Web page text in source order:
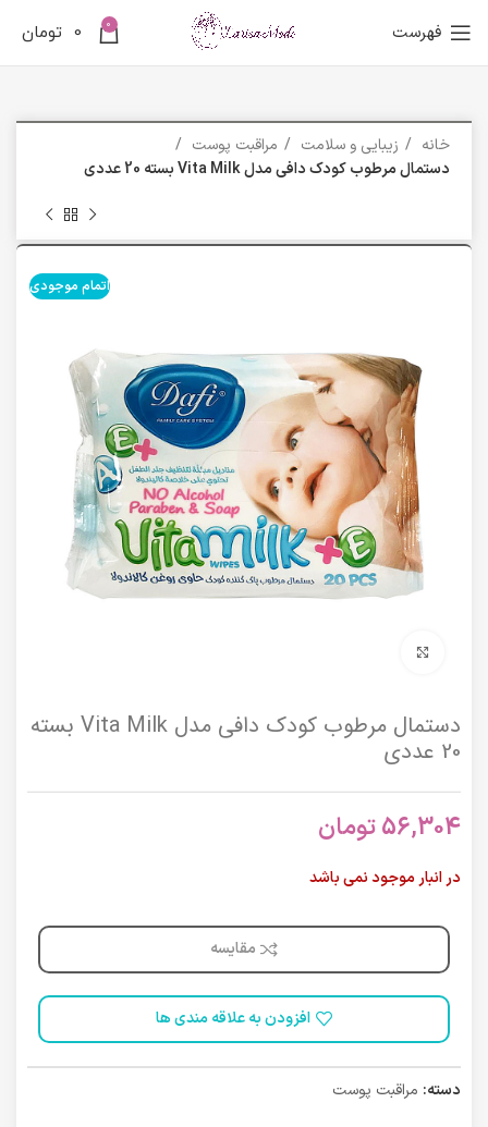
فهرست 0
0 تومان
خانه زیبایی و سلامت
مراقبت پوست
دستمال مرطوب کودک دافی مدل Vita Milk بسته 20 عددی
اتمام موجودی
دستمال مرطوب کودک دافی مدل Vita Milk بسته
20 عددی
56,304تومان
در انبار موجود نمی باشد
مقایسه
افزودن به علاقه مندی ها
دسته: مراقبت پوست